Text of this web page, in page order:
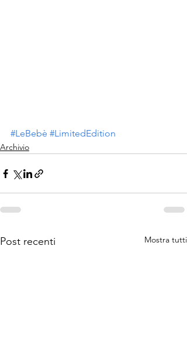
#LeBebè #LimitedEdition
Archivio
Post recenti Mostra tutti